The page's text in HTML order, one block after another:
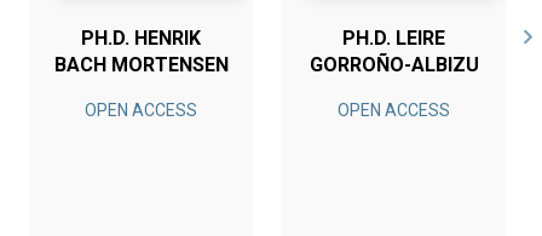
PH.D. HENRIK
BACH MORTENSEN
OPEN ACCESS
PH.D. LEIRE
GORROÑO-ALBIZU
OPEN ACCESS